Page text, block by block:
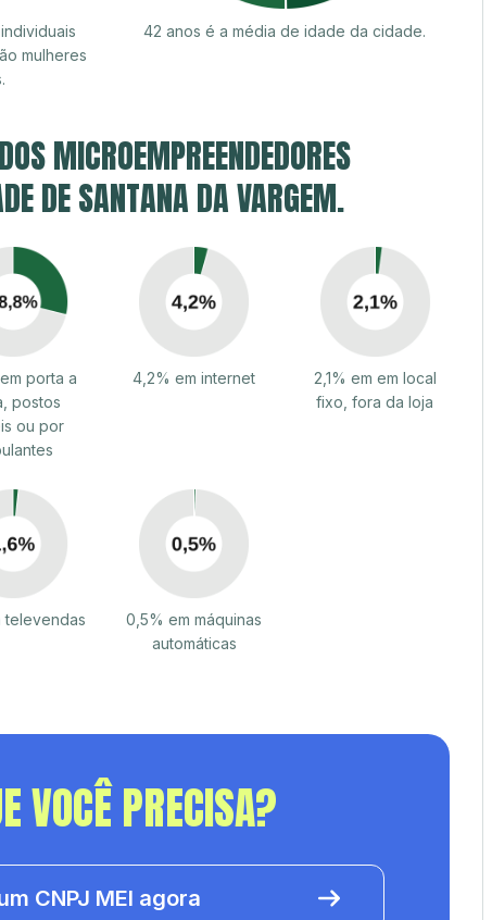
mulheres
42 anos é a média de idade da cidade.
MICROEMPREENDEDORES
DE SANTANA DA VARGEM.
porta a
postos
ou por
4,2% em internet
2,1% em em local
fixo, fora da loja
televendas
0,5% em máquinas
automáticas
VOCÊ PRECISA?
CNPJ MEI agora